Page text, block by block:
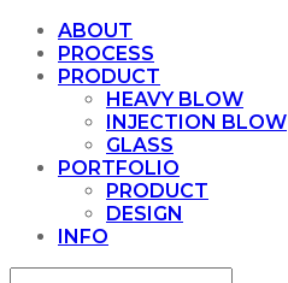
ABOUT
PROCESS
PRODUCT
HEAVY BLOW
INJECTION BLOW
GLASS
PORTFOLIO
PRODUCT
DESIGN
INFO